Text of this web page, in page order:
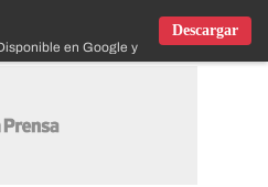
en Google y IOS
Descargar